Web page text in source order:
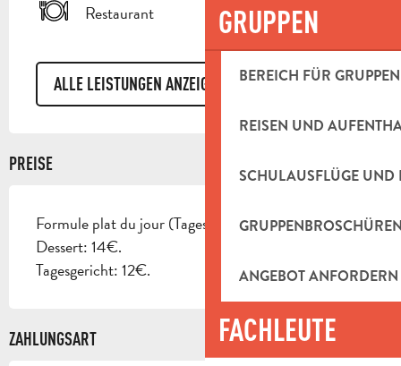
GRUPPEN
BEREICH FÜR GRUPPEN
REISEN UND
SCHULAUSFLÜGE UND
ANGEBOT ANFORDERN
FACHLEUTE
Restaurant
ALLE LEISTUNGEN ANZEIGEN
PREISE
Formule plat du jour (Tagesgericht) : Hauptgericht /
Dessert: 14€.
Tagesgericht: 12€.
ZAHLUNGSART